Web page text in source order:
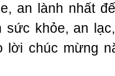
an lành nhất
sức khỏe, an
lời chúc mừng